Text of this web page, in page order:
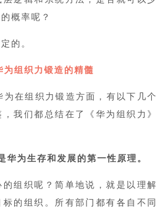
概率呢？
的。
为组织力锻造的精髓
为在组织力锻造方面，有以下几个
我们都总结在了《华为组织力》
华为生存和发展的第一性原理。
组织呢？简单地说，就是以理解
的组织。所有部门都有各自不同